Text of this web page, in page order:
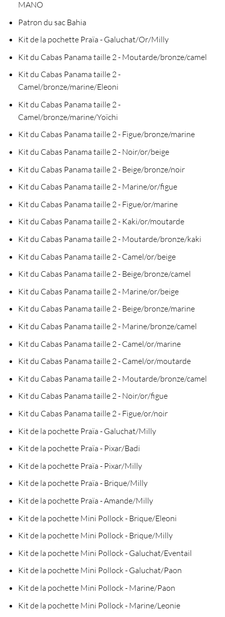
MANO
Patron du sac Bahia
Kit de la pochette Praïa - Galuchat/Or/Milly
Kit du Cabas Panama taille 2 - Moutarde/bronze/camel
Kit du Cabas Panama taille 2 -
Camel/bronze/marine/Eleoni
Kit du Cabas Panama taille 2 -
Camel/bronze/marine/Yoïchi
Kit du Cabas Panama taille 2 - Figue/bronze/marine
Kit du Cabas Panama taille 2 - Noir/or/beige
Kit du Cabas Panama taille 2 - Beige/bronze/noir
Kit du Cabas Panama taille 2 - Marine/or/figue
Kit du Cabas Panama taille 2 - Figue/or/marine
Kit du Cabas Panama taille 2 - Kaki/or/moutarde
Kit du Cabas Panama taille 2 - Moutarde/bronze/kaki
Kit du Cabas Panama taille 2 - Camel/or/beige
Kit du Cabas Panama taille 2 - Beige/bronze/camel
Kit du Cabas Panama taille 2 - Marine/or/beige
Kit du Cabas Panama taille 2 - Beige/bronze/marine
Kit du Cabas Panama taille 2 - Marine/bronze/camel
Kit du Cabas Panama taille 2 - Camel/or/marine
Kit du Cabas Panama taille 2 - Camel/or/moutarde
Kit du Cabas Panama taille 2 - Moutarde/bronze/camel
Kit du Cabas Panama taille 2 - Noir/or/figue
Kit du Cabas Panama taille 2 - Figue/or/noir
Kit de la pochette Praïa - Galuchat/Milly
Kit de la pochette Praïa - Pixar/Badi
Kit de la pochette Praïa - Pixar/Milly
Kit de la pochette Praïa - Brique/Milly
Kit de la pochette Praïa - Amande/Milly
Kit de la pochette Mini Pollock - Brique/Eleoni
Kit de la pochette Mini Pollock - Brique/Milly
Kit de la pochette Mini Pollock - Galuchat/Eventail
Kit de la pochette Mini Pollock - Galuchat/Paon
Kit de la pochette Mini Pollock - Marine/Paon
Kit de la pochette Mini Pollock - Marine/Leonie